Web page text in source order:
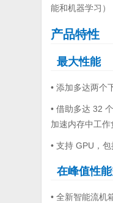
能和机器学习）
产品特性
最大性能
• 添加多达两个
• 借助多达 32
加速内存中工作
• 支持 GPU，
在峰值性
• 全新智能流机